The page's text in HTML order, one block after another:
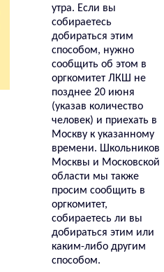
утра. Если вы
собираетесь
добираться этим
способом, нужно
сообщить об этом в
оргкомитет ЛКШ не
позднее 20 июня
(указав количество
человек) и приехать в
Москву к указанному
времени. Школьников
Москвы и Московской
области мы также
просим сообщить в
оргкомитет,
собираетесь ли вы
добираться этим или
каким-либо другим
способом.